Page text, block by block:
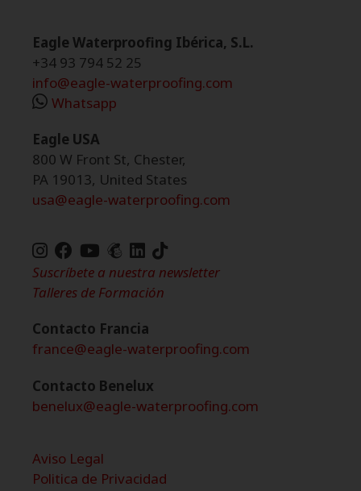
Eagle Waterproofing Ibérica, S.L.
+34 93 794 52 25
info@eagle-waterproofing.com
Whatsapp
Eagle USA
800 W Front St, Chester,
PA 19013, United States
usa@eagle-waterproofing.com
de
Suscríbete a nuestra newsletter
Talleres de Formación
Contacto Francia
france@eagle-waterproofing.com
Contacto Benelux
benelux@eagle-waterproofing.com
Aviso Legal
Politica de Privacidad